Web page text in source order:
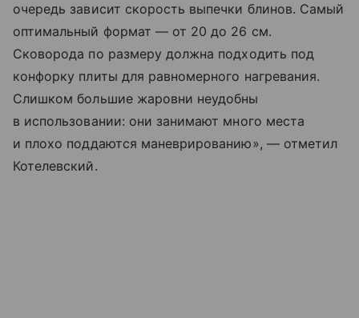
очередь зависит скорость выпечки блинов. Самый
оптимальный формат — от 20 до 26 см.
Сковорода по размеру должна подходить под
конфорку плиты для равномерного нагревания.
Слишком большие жаровни неудобны
в использовании: они занимают много места
и плохо поддаются маневрированию», — отметил
Котелевский.